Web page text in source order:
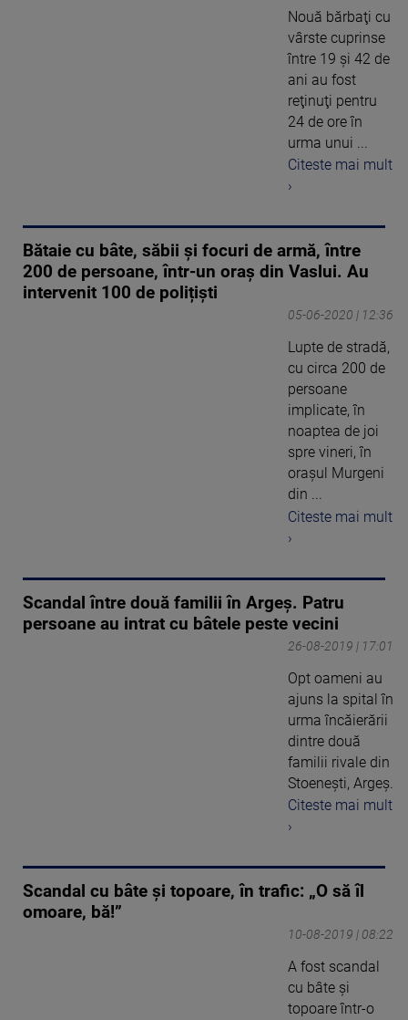
Nouă bărbaţi cu
vârste cuprinse
între 19 şi 42 de
ani au fost
reţinuţi pentru
24 de ore în
urma unui ...
Citeste mai mult
›
Bătaie cu bâte, săbii și focuri de armă, între
200 de persoane, într-un oraș din Vaslui. Au
intervenit 100 de polițiști
05-06-2020 | 12:36
Lupte de stradă,
cu circa 200 de
persoane
implicate, în
noaptea de joi
spre vineri, în
orașul Murgeni
din ...
Citeste mai mult
›
Scandal între două familii în Argeș. Patru
persoane au intrat cu bâtele peste vecini
26-08-2019 | 17:01
Opt oameni au
ajuns la spital în
urma încăierării
dintre două
familii rivale din
Stoenești, Argeș.
Citeste mai mult
›
Scandal cu bâte și topoare, în trafic: „O să îl
omoare, bă!”
10-08-2019 | 08:22
A fost scandal
cu bâte și
topoare într-o